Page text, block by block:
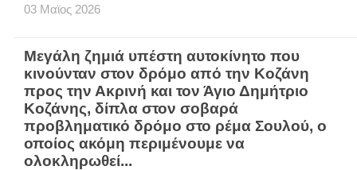
03 Μαϊος 2026
Μεγάλη ζημιά υπέστη αυτοκίνητο που
κινούνταν στον δρόμο από την Κοζάνη
προς την Ακρινή και τον Άγιο Δημήτριο
Κοζάνης, δίπλα στον σοβαρά
προβληματικό δρόμο στο ρέμα Σουλού, ο
οποίος ακόμη περιμένουμε να
ολοκληρωθεί...